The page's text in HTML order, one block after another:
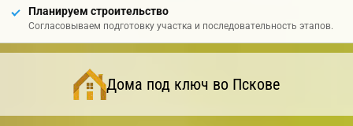
Планируем строительство
Согласовываем подготовку участка и последовательность этапов.
Дома под ключ во Пскове